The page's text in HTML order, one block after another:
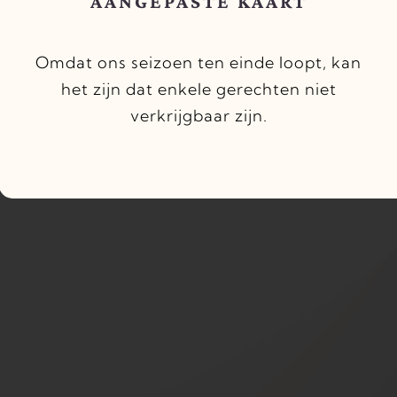
nieuw concept ->Bistro Mañana
Check onze nieuwe website
Omdat ons seizoen ten einde loopt, kan
het zijn dat enkele gerechten niet
verkrijgbaar zijn.